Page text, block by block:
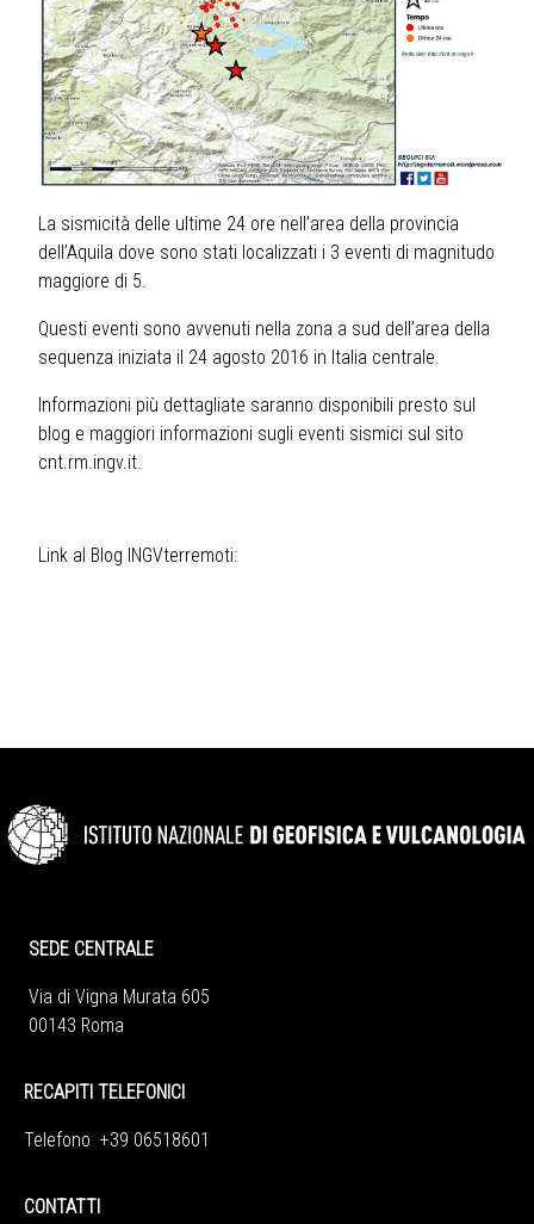
La sismicità delle ultime 24 ore nell’area della provincia
dell’Aquila dove sono stati localizzati i 3 eventi di magnitudo
maggiore di 5.
Questi eventi sono avvenuti nella zona a sud dell’area della
sequenza iniziata il 24 agosto 2016 in Italia centrale.
Informazioni più dettagliate saranno disponibili presto sul
blog e maggiori informazioni sugli eventi sismici sul sito
cnt.rm.ingv.it.
Link al Blog INGVterremoti:
SEDE CENTRALE
Via di Vigna Murata 605
00143 Roma
RECAPITI TELEFONICI
Telefono +39 06518601
CONTATTI